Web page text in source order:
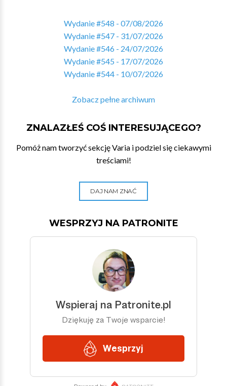
Wydanie #548 - 07/08/2026
Wydanie #547 - 31/07/2026
Wydanie #546 - 24/07/2026
Wydanie #545 - 17/07/2026
Wydanie #544 - 10/07/2026
Zobacz pełne archiwum
ZNALAZŁEŚ COŚ INTERESUJĄCEGO?
Pomóż nam tworzyć sekcję Varia i podziel się ciekawymi
treściami!
DAJ NAM ZNAĆ
WESPRZYJ NA PATRONITE